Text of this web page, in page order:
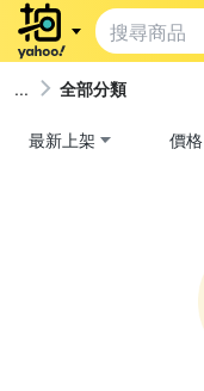
全部分類
最新上架 價格